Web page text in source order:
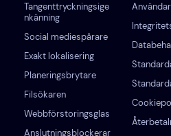
Tangenttryckningsige
nkänning
Social mediespårare
Exakt lokalisering
Planeringsbrytare
Filsökaren
Webbförstoringsglas
Anslutningsblockerar